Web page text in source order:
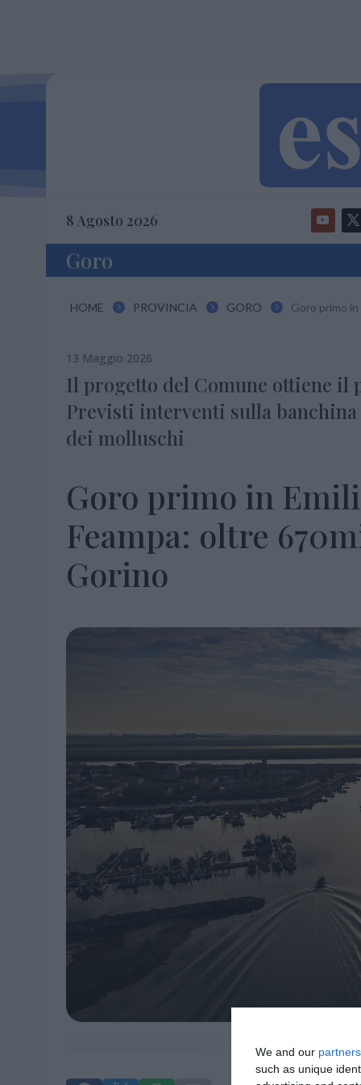
We and our partners
such as unique
8 Agosto 2026
Goro
HOME  PROVINCIA  GORO  Goro primo
13 Maggio 2026
Il progetto del Comune ottiene
Previsti interventi sulla
dei molluschi
Goro primo in
Feampa: oltre
Gorino